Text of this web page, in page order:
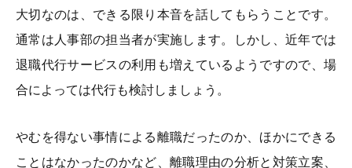
大切なのは、できる限り本音を話してもらうことです。
通常は人事部の担当者が実施します。しかし、近年では
退職代行サービスの利用も増えているようですので、場
合によっては代行も検討しましょう。
やむを得ない事情による離職だったのか、ほかにできる
ことはなかったのかなど、離職理由の分析と対策立案、